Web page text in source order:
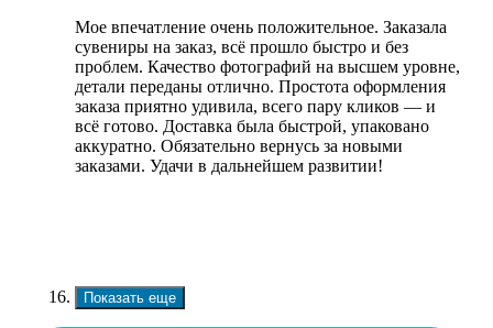
Мое впечатление очень положительное. Заказала
сувениры на заказ, всё прошло быстро и без
проблем. Качество фотографий на высшем уровне,
детали переданы отлично. Простота оформления
заказа приятно удивила, всего пару кликов — и
всё готово. Доставка была быстрой, упаковано
аккуратно. Обязательно вернусь за новыми
заказами. Удачи в дальнейшем развитии!
Показать еще